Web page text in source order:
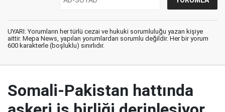
UYARI: Yorumların her türlü cezai ve hukuki sorumluluğu yazan kişiye
aittir. Mepa News, yapılan yorumlardan sorumlu değildir. Her bir yorum
600 karakterle (boşluklu) sınırlıdır.
Somali-Pakistan hattında